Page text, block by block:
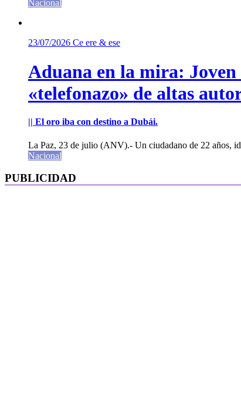
Nacional
23/07/2026 Ce ere & ese
Aduana en la mira:
«telefonazo» de altas
|| El oro iba con destino a Dubái.
La Paz, 23 de julio (ANV).- Un ciudadano de 22 años,
Nacional
PUBLICIDAD